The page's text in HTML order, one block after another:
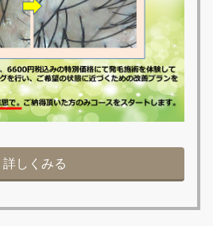
詳しくみる